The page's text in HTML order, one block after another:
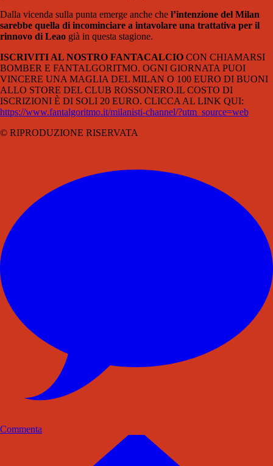
Dalla vicenda sulla punta emerge anche che l’intenzione del Milan
sarebbe quella di incominciare a intavolare una trattativa per il
rinnovo di Leao già in questa stagione.
ISCRIVITI AL NOSTRO FANTACALCIO CON CHIAMARSI
BOMBER E FANTALGORITMO. OGNI GIORNATA PUOI
VINCERE UNA MAGLIA DEL MILAN O 100 EURO DI BUONI
ALLO STORE DEL CLUB ROSSONERO.IL COSTO DI
ISCRIZIONI È DI SOLI 20 EURO. CLICCA AL LINK QUI:
https://www.fantalgoritmo.it/milanisti-channel/?utm_source=web
© RIPRODUZIONE RISERVATA
Commenta